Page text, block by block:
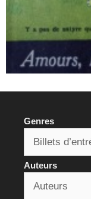
Genres
Auteurs